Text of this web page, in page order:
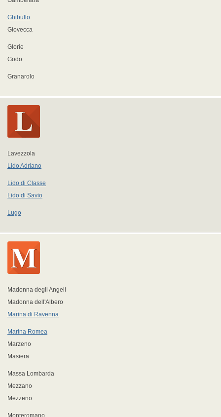
Ghibullo
Giovecca
Glorie
Godo
Granarolo
Lavezzola
Lido Adriano
Lido di Classe
Lido di Savio
Lugo
Madonna degli Angeli
Madonna dell'Albero
Marina di Ravenna
Marina Romea
Marzeno
Masiera
Massa Lombarda
Mezzano
Mezzeno
Monteromano